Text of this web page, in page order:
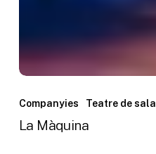
Màquina
Companyies Teatre de sala
La Màquina